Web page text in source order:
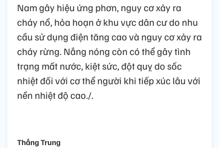
Nam gây hiệu ứng phơn, nguy cơ xảy ra
cháy nổ, hỏa hoạn ở khu vực dân cư do nhu
cầu sử dụng điện tăng cao và nguy cơ xảy ra
cháy rừng. Nắng nóng còn có thể gây tình
trạng mất nước, kiệt sức, đột quỵ do sốc
nhiệt đối với cơ thể người khi tiếp xúc lâu với
nền nhiệt độ cao./.
Thắng Trung